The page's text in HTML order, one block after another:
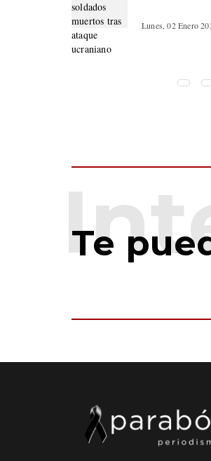
Lunes, 02 Enero
Te